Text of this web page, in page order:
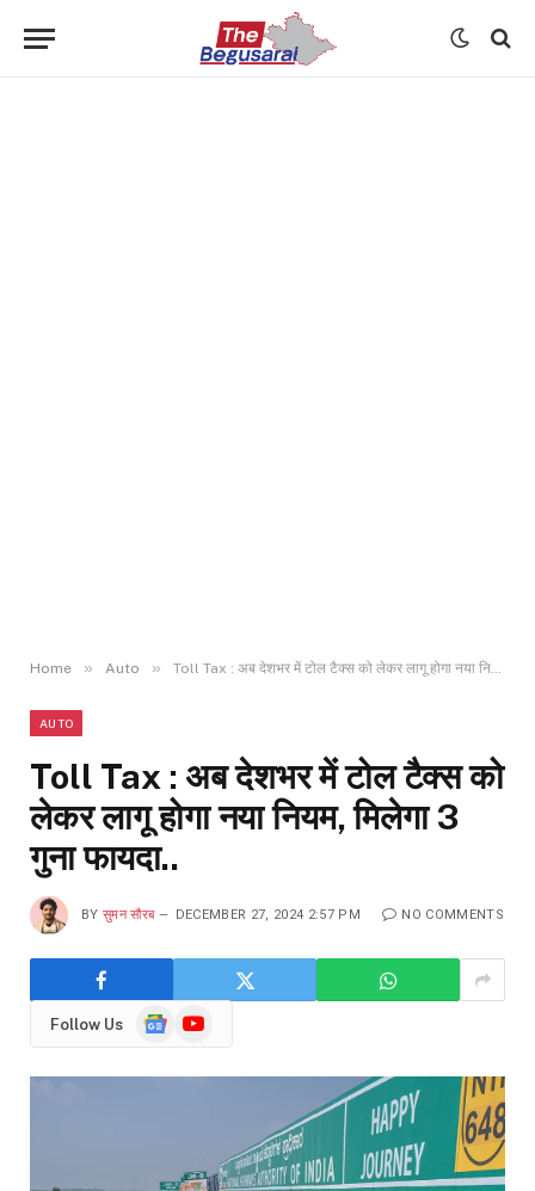
Home » Auto » Toll Tax : अब देशभर में टोल टैक्स को लेकर लागू होगा नया नियम, मिलेगा 3 गुना फायदा..
AUTO
Toll Tax : अब देशभर में टोल टैक्स को
लेकर लागू होगा नया नियम, मिलेगा 3
गुना फायदा..
BY सुमन सौरब DECEMBER 27, 2024 2:57 PM NO COMMENTS
Follow Us
GoogleYouTube